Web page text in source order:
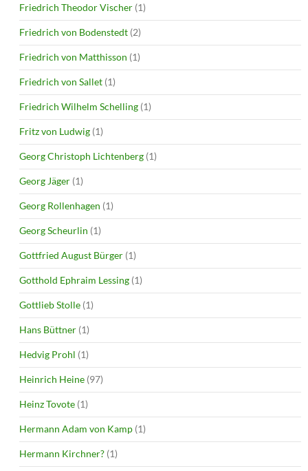
Friedrich Theodor Vischer (1)
Friedrich von Bodenstedt (2)
Friedrich von Matthisson (1)
Friedrich von Sallet (1)
Friedrich Wilhelm Schelling (1)
Fritz von Ludwig (1)
Georg Christoph Lichtenberg (1)
Georg Jäger (1)
Georg Rollenhagen (1)
Georg Scheurlin (1)
Gottfried August Bürger (1)
Gotthold Ephraim Lessing (1)
Gottlieb Stolle (1)
Hans Büttner (1)
Hedvig Prohl (1)
Heinrich Heine (97)
Heinz Tovote (1)
Hermann Adam von Kamp (1)
Hermann Kirchner? (1)